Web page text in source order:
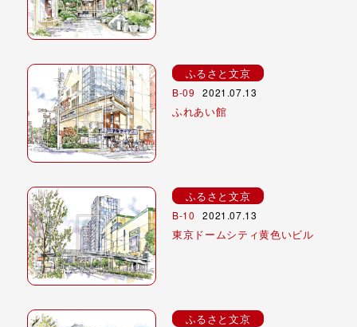
ふるさと文京
B-09 2021.07.13
ふれあい館
ふるさと文京
B-10 2021.07.13
東京ドームシティ黄色いビル
ふるさと文京